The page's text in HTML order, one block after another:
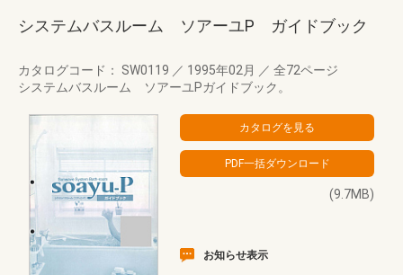
システムバスルーム ソアーユP ガイドブック
カタログコード： SW0119 ／ 1995年02月 ／ 全72ページ
システムバスルーム ソアーユPガイドブック。
(9.7MB)
お知らせ表示